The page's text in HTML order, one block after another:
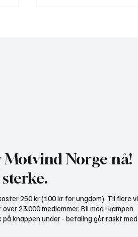
Motvind Norge nå!
250 kr (100 kr for ungdom). Til flere vi
23.000 medlemmer. Bli med i kampen
på knappen under - betaling går raskt med